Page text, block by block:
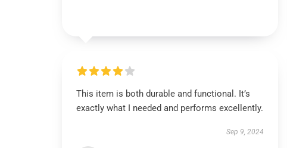
This item is both durable and functional. It’s
exactly what I needed and performs excellently.
Sep 9, 2024